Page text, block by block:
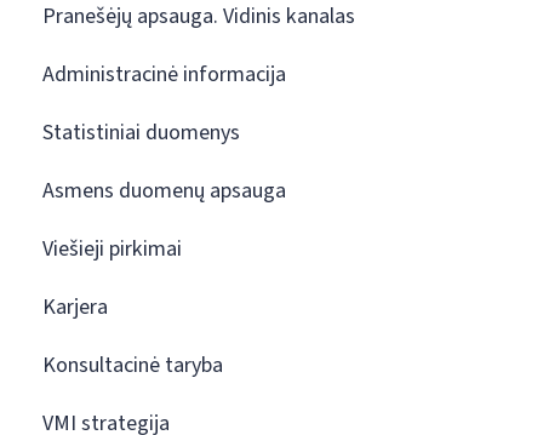
Pranešėjų apsauga. Vidinis kanalas
Administracinė informacija
Statistiniai duomenys
Asmens duomenų apsauga
Viešieji pirkimai
Karjera
Konsultacinė taryba
VMI strategija